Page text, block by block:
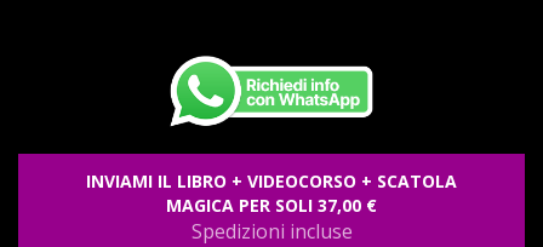
INVIAMI IL LIBRO + VIDEOCORSO + SCATOLA
MAGICA PER SOLI 37,00 €
Spedizioni incluse